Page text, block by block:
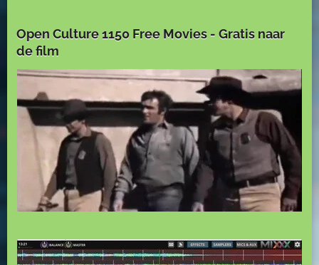
Open Culture 1150 Free Movies - Gratis naar
de film